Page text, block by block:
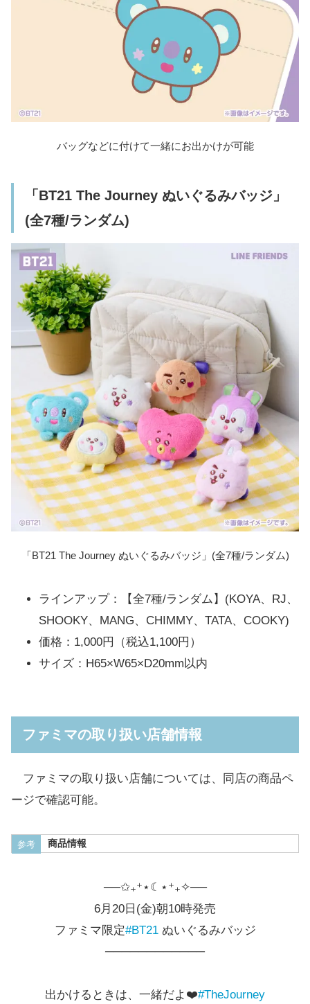
バッグなどに付けて一緒にお出かけが可能
「BT21 The Journey ぬいぐるみバッジ」
(全7種/ランダム)
「BT21 The Journey ぬいぐるみバッジ」(全7種/ランダム)
ラインアップ：【全7種/ランダム】(KOYA、RJ、
SHOOKY、MANG、CHIMMY、TATA、COOKY)
価格：1,000円（税込1,100円）
サイズ：H65×W65×D20mm以内
ファミマの取り扱い店舗情報
ファミマの取り扱い店舗については、同店の商品ペ
ージで確認可能。
参考 商品情報
──✩₊⁺⋆☾⋆⁺₊✧──
6月20日(金)朝10時発売
ファミマ限定#BT21ぬいぐるみバッジ
────────────
出かけるときは、一緒だよ❤️#TheJourney